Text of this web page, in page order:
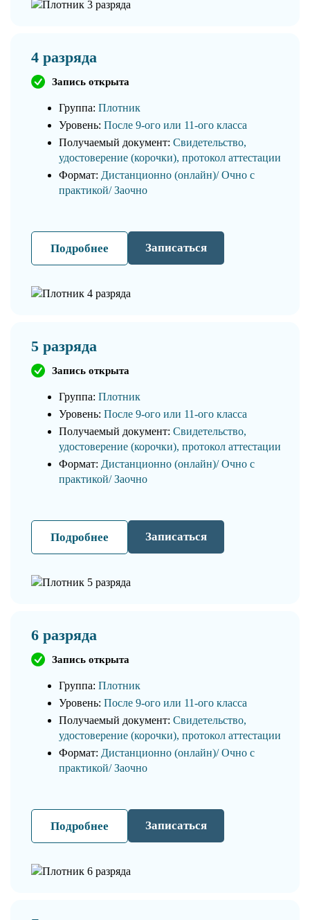
4 разряда
Запись открыта
Группа: Плотник
Уровень: После 9-ого или 11-ого класса
Получаемый документ: Свидетельство,
удостоверение (корочки), протокол аттестации
Формат: Дистанционно (онлайн)/ Очно с
практикой/ Заочно
Подробнее Записаться
5 разряда
Запись открыта
Группа: Плотник
Уровень: После 9-ого или 11-ого класса
Получаемый документ: Свидетельство,
удостоверение (корочки), протокол аттестации
Формат: Дистанционно (онлайн)/ Очно с
практикой/ Заочно
Подробнее Записаться
6 разряда
Запись открыта
Группа: Плотник
Уровень: После 9-ого или 11-ого класса
Получаемый документ: Свидетельство,
удостоверение (корочки), протокол аттестации
Формат: Дистанционно (онлайн)/ Очно с
практикой/ Заочно
Подробнее Записаться